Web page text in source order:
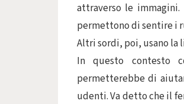
attraverso le
permettono di sentire i
Altri sordi, poi, usano la
In questo contesto
permetterebbe di
udenti. Va detto che il